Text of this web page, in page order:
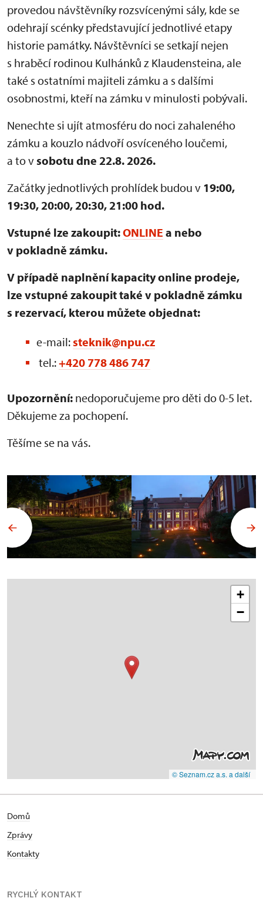
provedou návštěvníky rozsvícenými sály, kde se
odehrají scénky představující jednotlivé etapy
historie památky. Návštěvníci se setkají nejen
s hraběcí rodinou Kulhánků z Klaudensteina, ale
také s ostatními majiteli zámku a s dalšími
osobnostmi, kteří na zámku v minulosti pobývali.
Nenechte si ujít atmosféru do noci zahaleného
zámku a kouzlo nádvoří osvíceného loučemi,
a to vsobotu dne 22.8. 2026.
Začátky jednotlivých prohlídek budou v 19:00,
19:30, 20:00, 20:30, 21:00 hod.
Vstupné lze zakoupit:ONLINE a nebo
v pokladně zámku.
V případě naplnění kapacity online prodeje,
lze vstupné zakoupit také v pokladně zámku
s rezervací, kterou můžete objednat:
e-mail:steknik@npu.cz
tel.:+420 778 486 747
Upozornění: nedoporučujeme pro děti do 0-5 let.
Děkujeme za pochopení.
Těšíme se na vás.
+
−
© Seznam.cz a.s. a další
Domů
Zprávy
Kontakty
RYCHLÝ KONTAKT